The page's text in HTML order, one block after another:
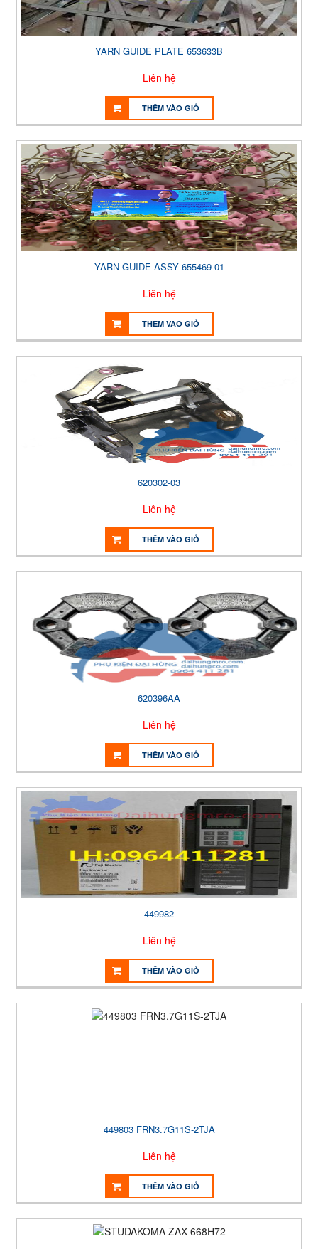
YARN GUIDE PLATE 653633B
Liên hệ
THÊM VÀO GIỎ
YARN GUIDE ASSY 655469-01
Liên hệ
THÊM VÀO GIỎ
620302-03
Liên hệ
THÊM VÀO GIỎ
620396AA
Liên hệ
THÊM VÀO GIỎ
449982
Liên hệ
THÊM VÀO GIỎ
449803 FRN3.7G11S-2TJA
Liên hệ
THÊM VÀO GIỎ